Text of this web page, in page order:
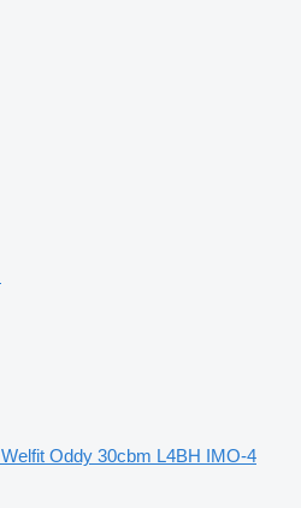
Welfit Oddy 30cbm L4BH IMO-4